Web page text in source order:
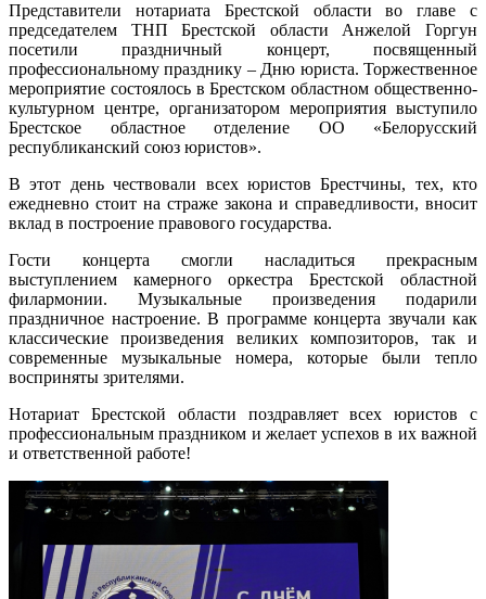
Представители нотариата Брестской области во главе с
председателем ТНП Брестской области Анжелой Горгун
посетили праздничный концерт, посвященный
профессиональному празднику – Дню юриста. Торжественное
мероприятие состоялось в Брестском областном общественно-
культурном центре, организатором мероприятия выступило
Брестское областное отделение ОО «Белорусский
республиканский союз юристов».
В этот день чествовали всех юристов Брестчины, тех, кто
ежедневно стоит на страже закона и справедливости, вносит
вклад в построение правового государства.
Гости концерта смогли насладиться прекрасным
выступлением камерного оркестра Брестской областной
филармонии. Музыкальные произведения подарили
праздничное настроение. В программе концерта звучали как
классические произведения великих композиторов, так и
современные музыкальные номера, которые были тепло
восприняты зрителями.
Нотариат Брестской области поздравляет всех юристов с
профессиональным праздником и желает успехов в их важной
и ответственной работе!